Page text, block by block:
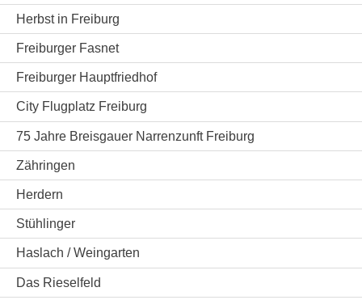
Herbst in Freiburg
Freiburger Fasnet
Freiburger Hauptfriedhof
City Flugplatz Freiburg
75 Jahre Breisgauer Narrenzunft Freiburg
Zähringen
Herdern
Stühlinger
Haslach / Weingarten
Das Rieselfeld